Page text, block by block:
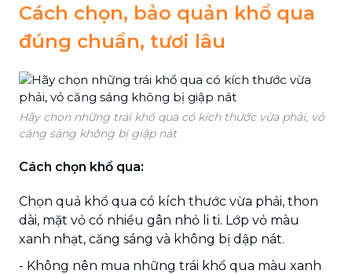
Cách chọn, bảo quản khổ qua
đúng chuẩn, tươi lâu
Hãy chọn những trái khổ qua có kích thước vừa phải, vỏ
căng sáng không bị giập nát
Cách chọn khổ qua:
Chọn quả khổ qua có kích thước vừa phải, thon
dài, mặt vỏ có nhiều gân nhỏ li ti. Lớp vỏ màu
xanh nhạt, căng sáng và không bị dập nát.
- Không nên mua những trái khổ qua màu xanh